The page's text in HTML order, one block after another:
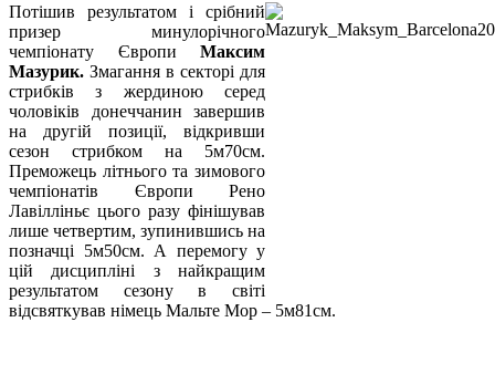
Потішив результатом і срібний
призер минулорічного
чемпіонату Європи Максим
Мазурик. Змагання в секторі для
стрибків з жердиною серед
чоловіків донеччанин завершив
на другій позиції, відкривши
сезон стрибком на 5м70см.
Преможець літнього та зимового
чемпіонатів Європи Рено
Лавілліньє цього разу фінішував
лише четвертим, зупинившись на
позначці 5м50см. А перемогу у
цій дисципліні з найкращим
результатом сезону в світі
відсвяткував німець Мальте Мор – 5м81см.